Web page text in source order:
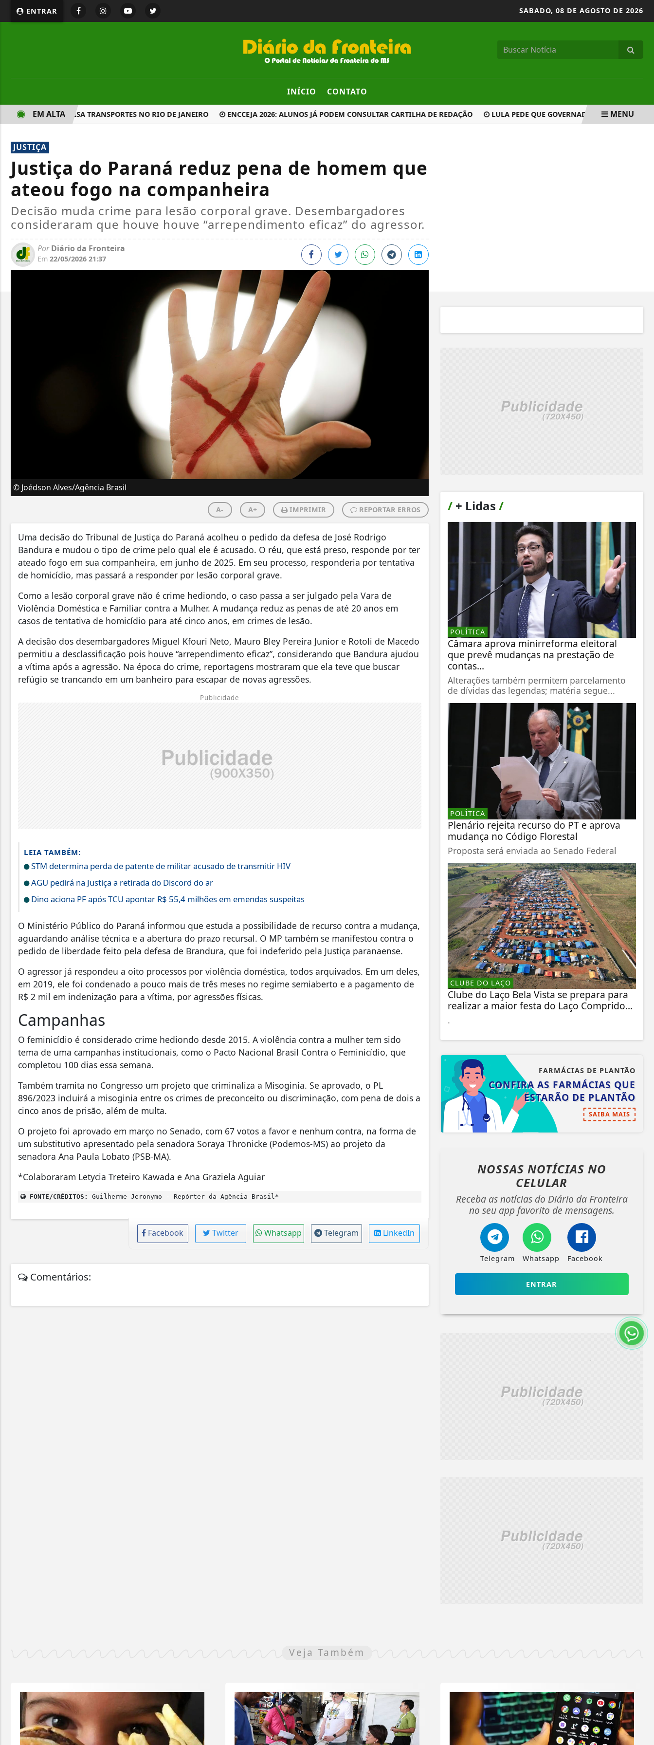
ENTRAR SABADO, 08 DE AGOSTO DE 2026
INÍCIO CONTATO
E PARALISA TRANSPORTES NO RIO DE JANEIRO ENCCEJA 2026: ALUNOS JÁ PODEM CONSULTAR CARTILHA DE REDAÇÃO LULA PEDE QUE GOVERNADOR DO RJ TRABALHE
EM ALTA MENU
JUSTIÇA
Justiça do Paraná reduz pena de homem que
ateou fogo na companheira
Decisão muda crime para lesão corporal grave. Desembargadores
consideraram que houve houve “arrependimento eficaz” do agressor.
PorDiário da Fronteira
Em 22/05/2026 21:37
© Joédson Alves/Agência Brasil
A- A+ IMPRIMIR REPORTAR ERROS
Uma decisão do Tribunal de Justiça do Paraná acolheu o pedido da defesa de José Rodrigo
Bandura e mudou o tipo de crime pelo qual ele é acusado. O réu, que está preso, responde por ter
ateado fogo em sua companheira, em junho de 2025. Em seu processo, responderia por tentativa
de homicídio, mas passará a responder por lesão corporal grave.
Como a lesão corporal grave não é crime hediondo, o caso passa a ser julgado pela Vara de
Violência Doméstica e Familiar contra a Mulher. A mudança reduz as penas de até 20 anos em
casos de tentativa de homicídio para até cinco anos, em crimes de lesão.
A decisão dos desembargadores Miguel Kfouri Neto, Mauro Bley Pereira Junior e Rotoli de Macedo
permitiu a desclassificação pois houve “arrependimento eficaz”, considerando que Bandura ajudou
a vítima após a agressão. Na época do crime, reportagens mostraram que ela teve que buscar
refúgio se trancando em um banheiro para escapar de novas agressões.
Publicidade
LEIA TAMBÉM:
STM determina perda de patente de militar acusado de transmitir HIV
AGU pedirá na Justiça a retirada do Discord do ar
Dino aciona PF após TCU apontar R$ 55,4 milhões em emendas suspeitas
O Ministério Público do Paraná informou que estuda a possibilidade de recurso contra a mudança,
aguardando análise técnica e a abertura do prazo recursal. O MP também se manifestou contra o
pedido de liberdade feito pela defesa de Brandura, que foi indeferido pela Justiça paranaense.
O agressor já respondeu a oito processos por violência doméstica, todos arquivados. Em um deles,
em 2019, ele foi condenado a pouco mais de três meses no regime semiaberto e a pagamento de
R$ 2 mil em indenização para a vítima, por agressões físicas.
Campanhas
O feminicídio é considerado crime hediondo desde 2015. A violência contra a mulher tem sido
tema de uma campanhas institucionais, como o Pacto Nacional Brasil Contra o Feminicídio, que
completou 100 dias essa semana.
Também tramita no Congresso um projeto que criminaliza a Misoginia. Se aprovado, o PL
896/2023 incluirá a misoginia entre os crimes de preconceito ou discriminação, com pena de dois a
cinco anos de prisão, além de multa.
O projeto foi aprovado em março no Senado, com 67 votos a favor e nenhum contra, na forma de
um substitutivo apresentado pela senadora Soraya Thronicke (Podemos-MS) ao projeto da
senadora Ana Paula Lobato (PSB-MA).
*Colaboraram Letycia Treteiro Kawada e Ana Graziela Aguiar
FONTE/CRÉDITOS: Guilherme Jeronymo - Repórter da Agência Brasil*
Facebook Twitter Whatsapp Telegram LinkedIn
Comentários:
/+ Lidas /
POLÍTICA
Câmara aprova minirreforma eleitoral
que prevê mudanças na prestação de
contas...
Alterações também permitem parcelamento
de dívidas das legendas; matéria segue...
POLÍTICA
Plenário rejeita recurso do PT e aprova
mudança no Código Florestal
Proposta será enviada ao Senado Federal
CLUBE DO LAÇO
Clube do Laço Bela Vista se prepara para
realizar a maior festa do Laço Comprido...
.
FARMÁCIAS DE PLANTÃO
CONFIRA AS FARMÁCIAS QUE
ESTARÃO DE PLANTÃO
SAIBA MAIS
NOSSAS NOTÍCIAS NO
CELULAR
Receba as notícias do Diário da Fronteira
no seu app favorito de mensagens.
Telegram Whatsapp Facebook
ENTRAR
Veja Também